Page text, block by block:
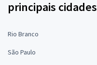
principais cidades
Rio Branco
São Paulo